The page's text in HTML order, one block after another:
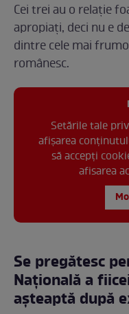
Cei trei au o relație
apropiați, deci nu e
dintre cele mai
românesc.
Setările tale
afișarea
să accepți
afisarea
Se pregătesc
Națională a
așteaptă după